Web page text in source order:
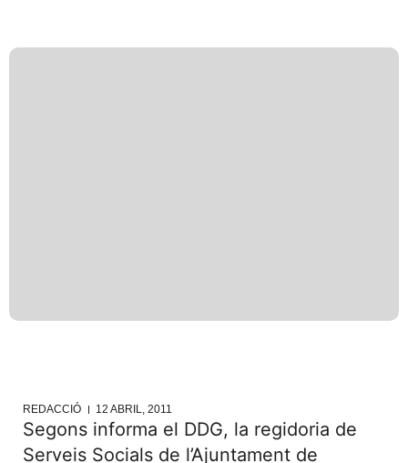
REDACCIÓ 12 ABRIL, 2011
Segons informa el DDG, la regidoria de
Serveis Socials de l’Ajuntament de